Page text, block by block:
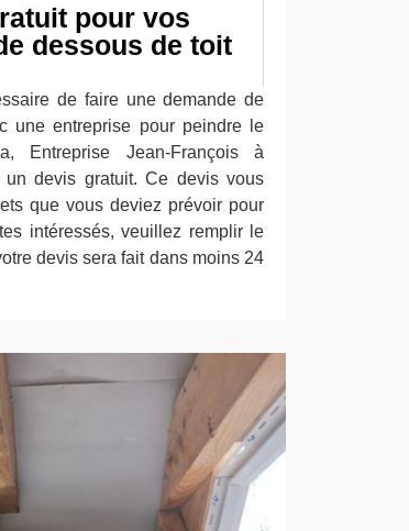
pour vos
dessous de toit
de faire une demande de
une entreprise pour peindre le
Entreprise Jean-François à
devis gratuit. Ce devis vous
que vous deviez prévoir pour
intéressés, veuillez remplir le
devis sera fait dans moins 24